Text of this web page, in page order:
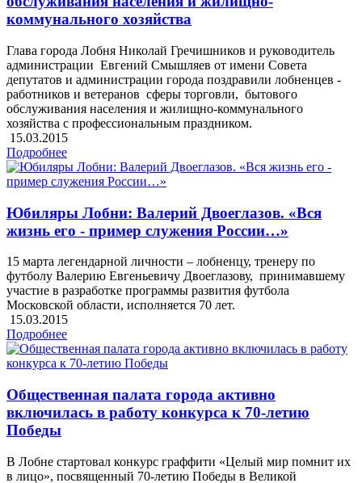
коммунального хозяйства
Глава города Лобня Николай Гречишников и руководитель
администрации Евгений Смышляев от имени Совета
депутатов и администрации города поздравили лобненцев -
работников и ветеранов сферы торговли, бытового
обслуживания населения и жилищно-коммунального
хозяйства с профессиональным праздником.
15.03.2015
Подробнее
Юбиляры Лобни: Валерий Двоеглазов. «Вся
жизнь его - пример служения России…»
15 марта легендарной личности – лобненцу, тренеру по
футболу Валерию Евгеньевичу Двоеглазову, принимавшему
участие в разработке программы развития футбола
Московской области, исполняется 70 лет.
15.03.2015
Подробнее
Общественная палата города активно
включилась в работу конкурса к 70-летию
Победы
В Лобне стартовал конкурс граффити «Целый мир помнит их
в лицо», посвященный 70-летию Победы в Великой